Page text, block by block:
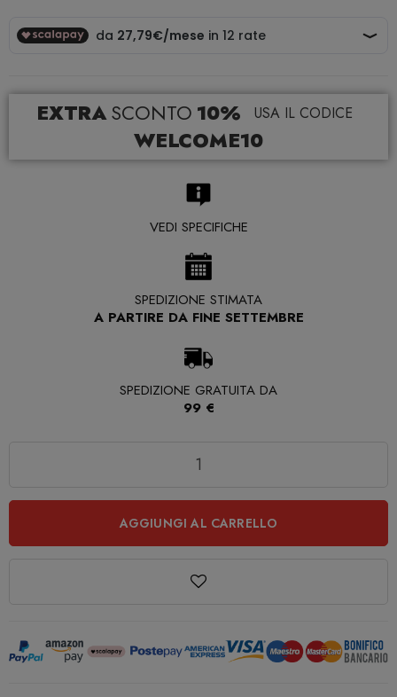
EXTRA SCONTO 10% USA IL CODICE
WELCOME10
VEDI SPECIFICHE
SPEDIZIONE STIMATA
A PARTIRE DA FINE SETTEMBRE
SPEDIZIONE GRATUITA DA
99 €
AGGIUNGI AL CARRELLO